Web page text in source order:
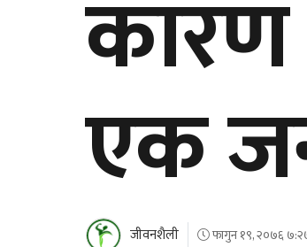
एक
जीवनशैली फागुन १९, २०७६